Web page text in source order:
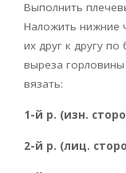
Выполнить
Наложить нижние
их друг к другу
выреза
вязать:
1-й р. (изн.
2-й р. (лиц.